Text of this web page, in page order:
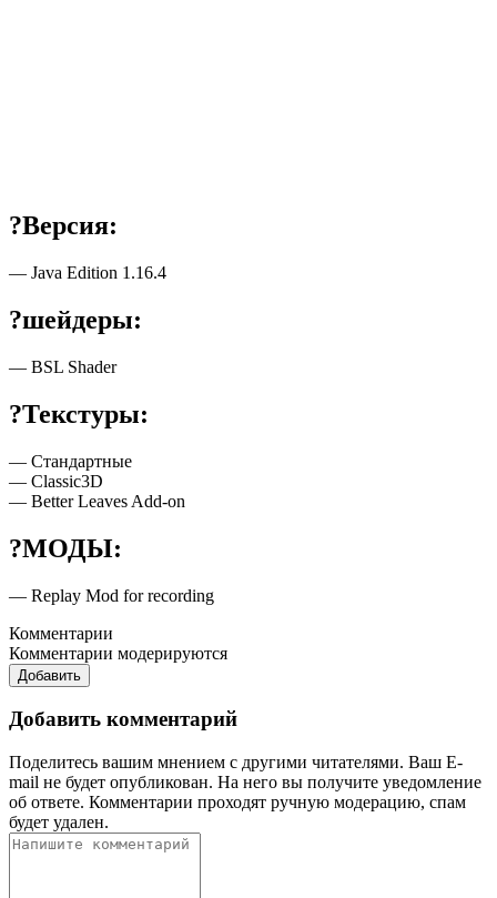
?Версия:
— Java Edition 1.16.4
?шейдеры:
— BSL Shader
?Текстуры:
— Стандартные
— Classic3D
— Better Leaves Add-on
?МОДЫ:
— Replay Mod for recording
Комментарии
Комментарии модерируются
Добавить
Добавить комментарий
Поделитесь вашим мнением с другими читателями. Ваш E-
mail не будет опубликован. На него вы получите уведомление
об ответе. Комментарии проходят ручную модерацию, спам
будет удален.